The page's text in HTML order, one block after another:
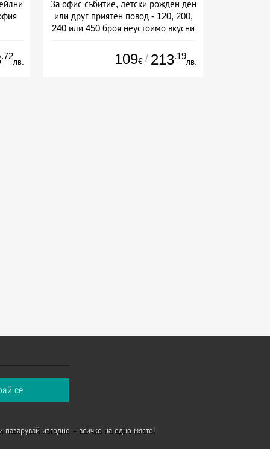
.72
лв.
За офис събитие, детски рожден ден
или друг приятен повод - 120, 200,
240 или 450 броя неустоимо вкусни
Pancake, София
109€ / 213.19
лв.
изгодно – всичко на едно място!